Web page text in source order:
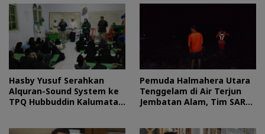
Hasby Yusuf Serahkan
Alquran-Sound System ke
TPQ Hubbuddin Kalumata
Pemuda Halmahera Utara
Tenggelam di Air Terjun
Jembatan Alam, Tim SAR